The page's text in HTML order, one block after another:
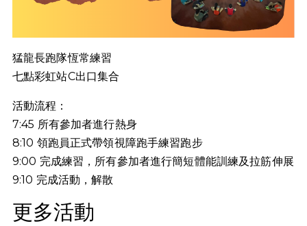
猛龍長跑隊恆常練習
七點彩虹站C出口集合
活動流程：
7:45 所有參加者進行熱身
8:10 領跑員正式帶領視障跑手練習跑步
9:00 完成練習，所有參加者進行簡短體能訓練及拉筋伸展
9:10 完成活動，解散
更多活動